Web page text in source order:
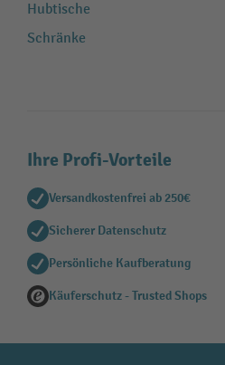
Hubtische
Schränke
Ihre Profi-Vorteile
Versandkostenfrei ab 250€
Sicherer Datenschutz
Persönliche Kaufberatung
Käuferschutz - Trusted Shops